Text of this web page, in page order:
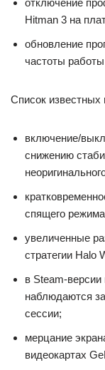
отключение
Hitman 3 на
обновление
частоты
Список известных
включение/
снижению
спящего
увеличенные
стратегии Halo
в Steam-
наблюдаются
сессии;
мерцание
видеокартах